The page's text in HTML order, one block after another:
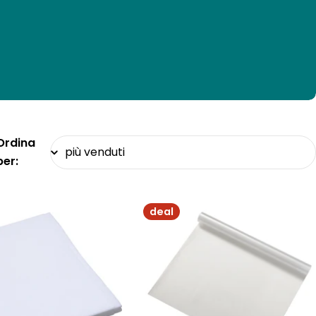
deal